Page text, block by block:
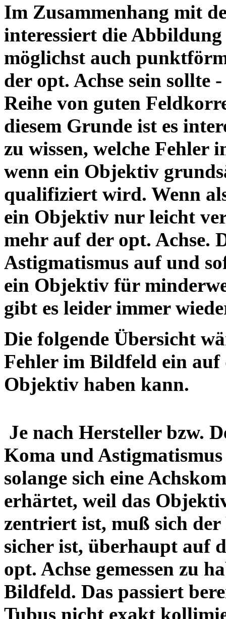
Im Zusammenhang mit
interessiert die
möglichst auch
der opt. Achse sein sollte
Reihe von guten
diesem Grunde ist es
zu wissen, welche Fehler
wenn ein Objektiv
qualifiziert wird. Wenn
ein Objektiv nur leicht
mehr auf der opt. Achse.
Astigmatismus auf und
ein Objektiv für
gibt es leider immer
Die folgende Übersicht
Fehler im Bildfeld ein auf
Objektiv
Je nach Hersteller bzw.
Koma und
solange sich eine
erhärtet, weil das
zentriert ist, muß sich
sicher ist, überhaupt auf
opt. Achse gemessen zu
Bildfeld. Das passiert
Tubus nicht exakt